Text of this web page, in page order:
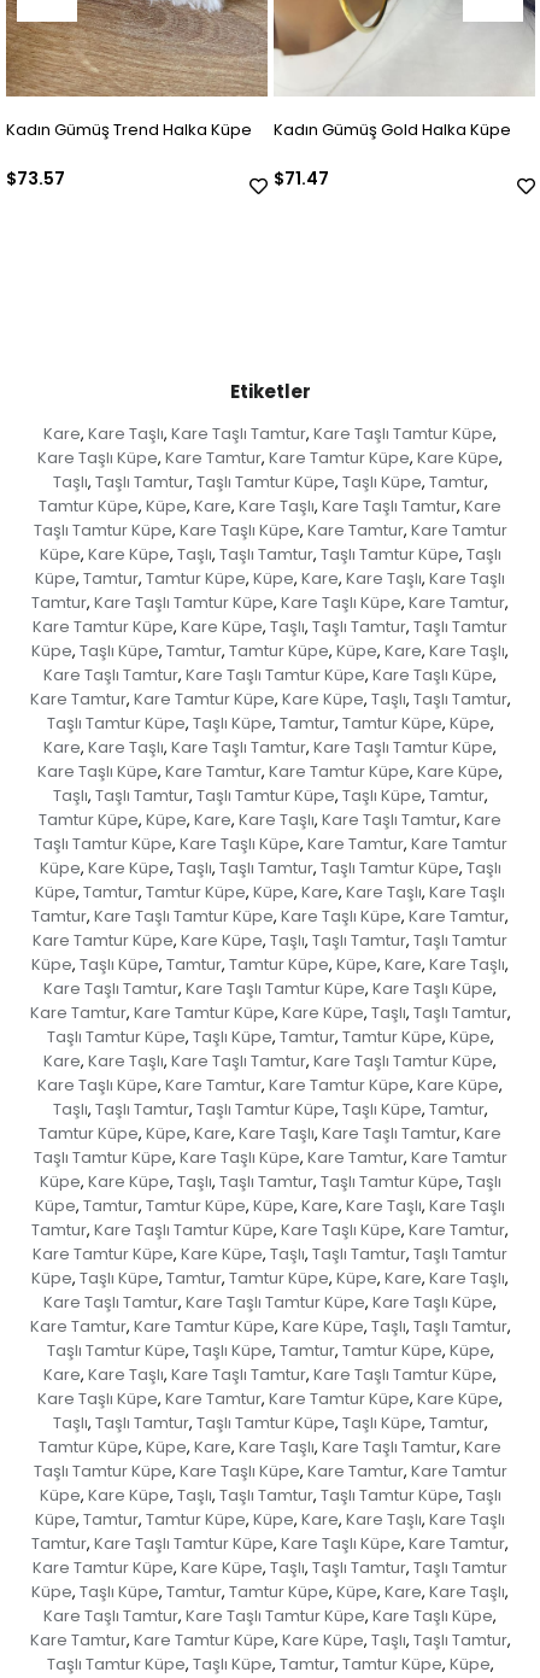
Küpe Kadın Gümüş Gold Halka Küpe
Kadın Gümüş Zirkon
Etiketler
Kare, Kare Taşlı, Kare Taşlı Tamtur, Kare Taşlı Tamtur Küpe,
Kare Taşlı Küpe, Kare Tamtur, Kare Tamtur Küpe, Kare Küpe,
Taşlı, Taşlı Tamtur, Taşlı Tamtur Küpe, Taşlı Küpe, Tamtur,
Tamtur Küpe, Küpe, Kare, Kare Taşlı, Kare Taşlı Tamtur, Kare
Taşlı Tamtur Küpe, Kare Taşlı Küpe, Kare Tamtur, Kare Tamtur
Küpe, Kare Küpe, Taşlı, Taşlı Tamtur, Taşlı Tamtur Küpe, Taşlı
Küpe, Tamtur, Tamtur Küpe, Küpe, Kare, Kare Taşlı, Kare Taşlı
Tamtur, Kare Taşlı Tamtur Küpe, Kare Taşlı Küpe, Kare Tamtur,
Kare Tamtur Küpe, Kare Küpe, Taşlı, Taşlı Tamtur, Taşlı Tamtur
Küpe, Taşlı Küpe, Tamtur, Tamtur Küpe, Küpe, Kare, Kare Taşlı,
Kare Taşlı Tamtur, Kare Taşlı Tamtur Küpe, Kare Taşlı Küpe,
Kare Tamtur, Kare Tamtur Küpe, Kare Küpe, Taşlı, Taşlı Tamtur,
Taşlı Tamtur Küpe, Taşlı Küpe, Tamtur, Tamtur Küpe, Küpe,
Kare, Kare Taşlı, Kare Taşlı Tamtur, Kare Taşlı Tamtur Küpe,
Kare Taşlı Küpe, Kare Tamtur, Kare Tamtur Küpe, Kare Küpe,
Taşlı, Taşlı Tamtur, Taşlı Tamtur Küpe, Taşlı Küpe, Tamtur,
Tamtur Küpe, Küpe, Kare, Kare Taşlı, Kare Taşlı Tamtur, Kare
Taşlı Tamtur Küpe, Kare Taşlı Küpe, Kare Tamtur, Kare Tamtur
Küpe, Kare Küpe, Taşlı, Taşlı Tamtur, Taşlı Tamtur Küpe, Taşlı
Küpe, Tamtur, Tamtur Küpe, Küpe, Kare, Kare Taşlı, Kare Taşlı
Tamtur, Kare Taşlı Tamtur Küpe, Kare Taşlı Küpe, Kare Tamtur,
Kare Tamtur Küpe, Kare Küpe, Taşlı, Taşlı Tamtur, Taşlı Tamtur
Küpe, Taşlı Küpe, Tamtur, Tamtur Küpe, Küpe, Kare, Kare Taşlı,
Kare Taşlı Tamtur, Kare Taşlı Tamtur Küpe, Kare Taşlı Küpe,
Kare Tamtur, Kare Tamtur Küpe, Kare Küpe, Taşlı, Taşlı Tamtur,
Taşlı Tamtur Küpe, Taşlı Küpe, Tamtur, Tamtur Küpe, Küpe,
Kare, Kare Taşlı, Kare Taşlı Tamtur, Kare Taşlı Tamtur Küpe,
Kare Taşlı Küpe, Kare Tamtur, Kare Tamtur Küpe, Kare Küpe,
Taşlı, Taşlı Tamtur, Taşlı Tamtur Küpe, Taşlı Küpe, Tamtur,
Tamtur Küpe, Küpe, Kare, Kare Taşlı, Kare Taşlı Tamtur, Kare
Taşlı Tamtur Küpe, Kare Taşlı Küpe, Kare Tamtur, Kare Tamtur
Küpe, Kare Küpe, Taşlı, Taşlı Tamtur, Taşlı Tamtur Küpe, Taşlı
Küpe, Tamtur, Tamtur Küpe, Küpe, Kare, Kare Taşlı, Kare Taşlı
Tamtur, Kare Taşlı Tamtur Küpe, Kare Taşlı Küpe, Kare Tamtur,
Kare Tamtur Küpe, Kare Küpe, Taşlı, Taşlı Tamtur, Taşlı Tamtur
Küpe, Taşlı Küpe, Tamtur, Tamtur Küpe, Küpe, Kare, Kare Taşlı,
Kare Taşlı Tamtur, Kare Taşlı Tamtur Küpe, Kare Taşlı Küpe,
Kare Tamtur, Kare Tamtur Küpe, Kare Küpe, Taşlı, Taşlı Tamtur,
Taşlı Tamtur Küpe, Taşlı Küpe, Tamtur, Tamtur Küpe, Küpe,
Kare, Kare Taşlı, Kare Taşlı Tamtur, Kare Taşlı Tamtur Küpe,
Kare Taşlı Küpe, Kare Tamtur, Kare Tamtur Küpe, Kare Küpe,
Taşlı, Taşlı Tamtur, Taşlı Tamtur Küpe, Taşlı Küpe, Tamtur,
Tamtur Küpe, Küpe, Kare, Kare Taşlı, Kare Taşlı Tamtur, Kare
Taşlı Tamtur Küpe, Kare Taşlı Küpe, Kare Tamtur, Kare Tamtur
Küpe, Kare Küpe, Taşlı, Taşlı Tamtur, Taşlı Tamtur Küpe, Taşlı
Küpe, Tamtur, Tamtur Küpe, Küpe, Kare, Kare Taşlı, Kare Taşlı
Tamtur, Kare Taşlı Tamtur Küpe, Kare Taşlı Küpe, Kare Tamtur,
Kare Tamtur Küpe, Kare Küpe, Taşlı, Taşlı Tamtur, Taşlı Tamtur
Küpe, Taşlı Küpe, Tamtur, Tamtur Küpe, Küpe, Kare, Kare Taşlı,
Kare Taşlı Tamtur, Kare Taşlı Tamtur Küpe, Kare Taşlı Küpe,
Kare Tamtur, Kare Tamtur Küpe, Kare Küpe, Taşlı, Taşlı Tamtur,
Taşlı Tamtur Küpe, Taşlı Küpe, Tamtur, Tamtur Küpe, Küpe,